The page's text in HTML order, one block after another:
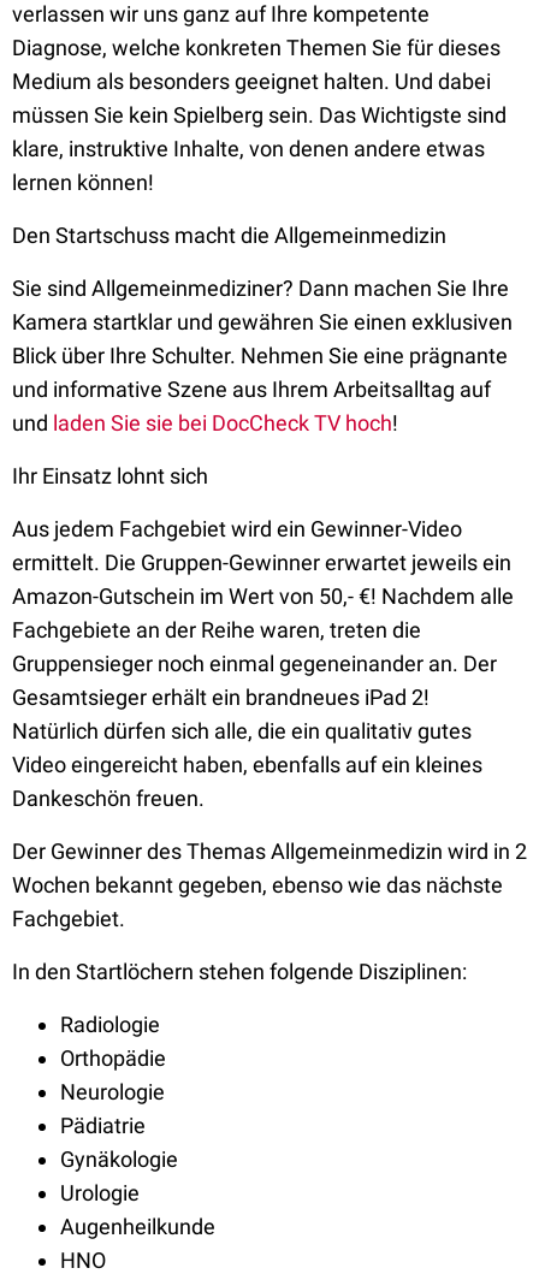
verlassen wir uns ganz auf Ihre kompetente
Diagnose, welche konkreten Themen Sie für dieses
Medium als besonders geeignet halten. Und dabei
müssen Sie kein Spielberg sein. Das Wichtigste sind
klare, instruktive Inhalte, von denen andere etwas
lernen können!
Den Startschuss macht die Allgemeinmedizin
Sie sind Allgemeinmediziner? Dann machen Sie Ihre
Kamera startklar und gewähren Sie einen exklusiven
Blick über Ihre Schulter. Nehmen Sie eine prägnante
und informative Szene aus Ihrem Arbeitsalltag auf
und laden Sie sie bei DocCheck TV hoch!
Ihr Einsatz lohnt sich
Aus jedem Fachgebiet wird ein Gewinner-Video
ermittelt. Die Gruppen-Gewinner erwartet jeweils ein
Amazon-Gutschein im Wert von 50,- €! Nachdem alle
Fachgebiete an der Reihe waren, treten die
Gruppensieger noch einmal gegeneinander an. Der
Gesamtsieger erhält ein brandneues iPad 2!
Natürlich dürfen sich alle, die ein qualitativ gutes
Video eingereicht haben, ebenfalls auf ein kleines
Dankeschön freuen.
Der Gewinner des Themas Allgemeinmedizin wird in 2
Wochen bekannt gegeben, ebenso wie das nächste
Fachgebiet.
In den Startlöchern stehen folgende Disziplinen:
Radiologie
Orthopädie
Neurologie
Pädiatrie
Gynäkologie
Urologie
Augenheilkunde
HNO